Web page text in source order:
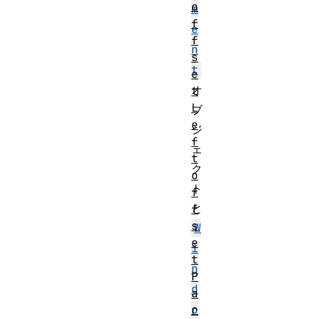
m
e
n
t
オ
ブ
ジ
ェ
ク
ト
と
W
i
n
d
o
o
f
f
s
e
t
L
e
f
t
o
f
f
s
e
t
P
a
r